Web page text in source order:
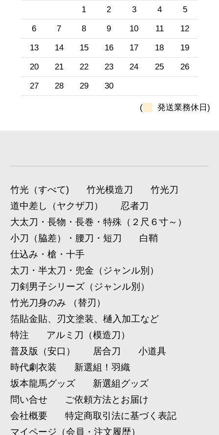
1 2 3 4 5
6 7 8 9 10 11 12
13 14 15 16 17 18 19
20 21 22 23 24 25 26
27 28 29 30
( 発送業務休日)
竹光（すべて) 竹光模造刀
竹光刀
道中差し（ヤクザ刀）
忍者刀
大太刀・長物・長巻・特殊（２尺６寸～）
小刀（脇差）・腰刀・短刀
白鞘
仕込み・槍・十手
太刀・半太刀・兜金（ジャンル別）
刀剣男子シリーズ（ジャンル別）
竹光刀身のみ （替刃）
箔貼金貼、刃文塗装、樋入加工など
特注
アルミ刀（模造刀）
普及版（安口）
居合刀
小道具
時代劇衣装
新選組！羽織
坂本龍馬グッズ
新選組グッズ
問い合せ
ご依頼方法とお届け
会社概要
特定商取引法に基づく表記
マイページ（会員・注文履歴）